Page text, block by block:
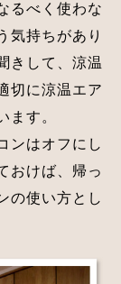
るべく使わな
気持ちがあり
きして、涼温
切に涼温エア
ます。
ンはオフにし
おけば、帰っ
の使い方とし